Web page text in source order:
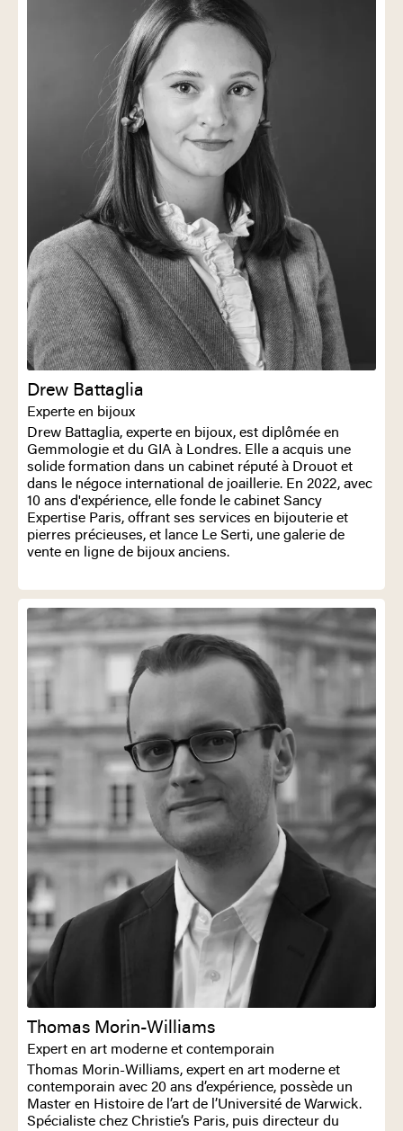
Drew Battaglia
Experte en bijoux
Drew Battaglia, experte en bijoux, est diplômée en
Gemmologie et du GIA à Londres. Elle a acquis une
solide formation dans un cabinet réputé à Drouot et
dans le négoce international de joaillerie. En 2022, avec
10 ans d'expérience, elle fonde le cabinet Sancy
Expertise Paris, offrant ses services en bijouterie et
pierres précieuses, et lance Le Serti, une galerie de
vente en ligne de bijoux anciens.
Thomas Morin-Williams
Expert en art moderne et contemporain
Thomas Morin-Williams, expert en art moderne et
contemporain avec 20 ans d’expérience, possède un
Master en Histoire de l’art de l’Université de Warwick.
Spécialiste chez Christie’s Paris, puis directeur du